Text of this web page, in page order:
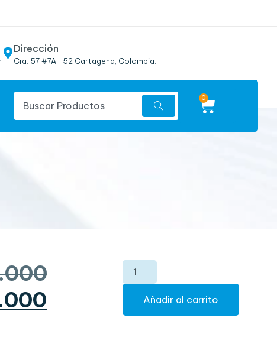
Dirección
Cra. 57 #7A- 52 Cartagena, Colombia.
0
Añadir al carrito